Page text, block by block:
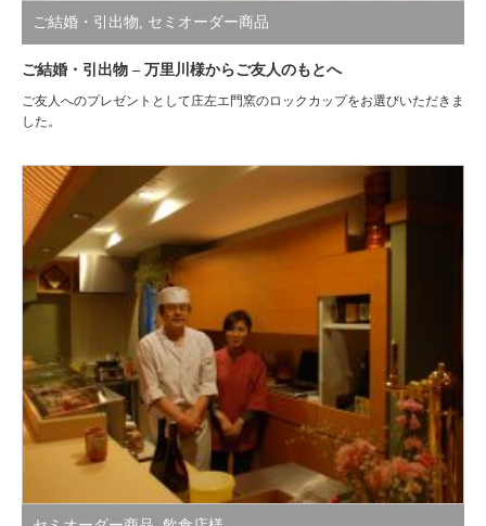
ご結婚・引出物, セミオーダー商品
ご結婚・引出物 – 万里川様からご友人のもとへ
ご友人へのプレゼントとして庄左エ門窯のロックカップをお選びいただきま
した。